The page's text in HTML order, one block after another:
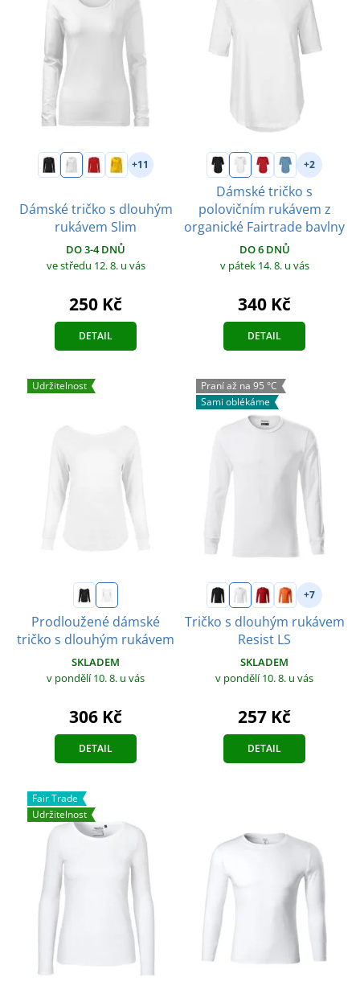
+11
Dámské tričko s dlouhým
rukávem Slim
DO 3-4 DNŮ
ve středu 12. 8. u vás
250 Kč
DETAIL
+2
Dámské tričko s
polovičním rukávem z
organické Fairtrade bavlny
DO 6 DNŮ
v pátek 14. 8. u vás
340 Kč
DETAIL
Udržitelnost
Prodloužené dámské
tričko s dlouhým rukávem
SKLADEM
v pondělí 10. 8. u vás
306 Kč
DETAIL
Praní až na 95 °C
Sami oblékáme
+7
Tričko s dlouhým rukávem
Resist LS
SKLADEM
v pondělí 10. 8. u vás
257 Kč
DETAIL
Fair Trade
Udržitelnost